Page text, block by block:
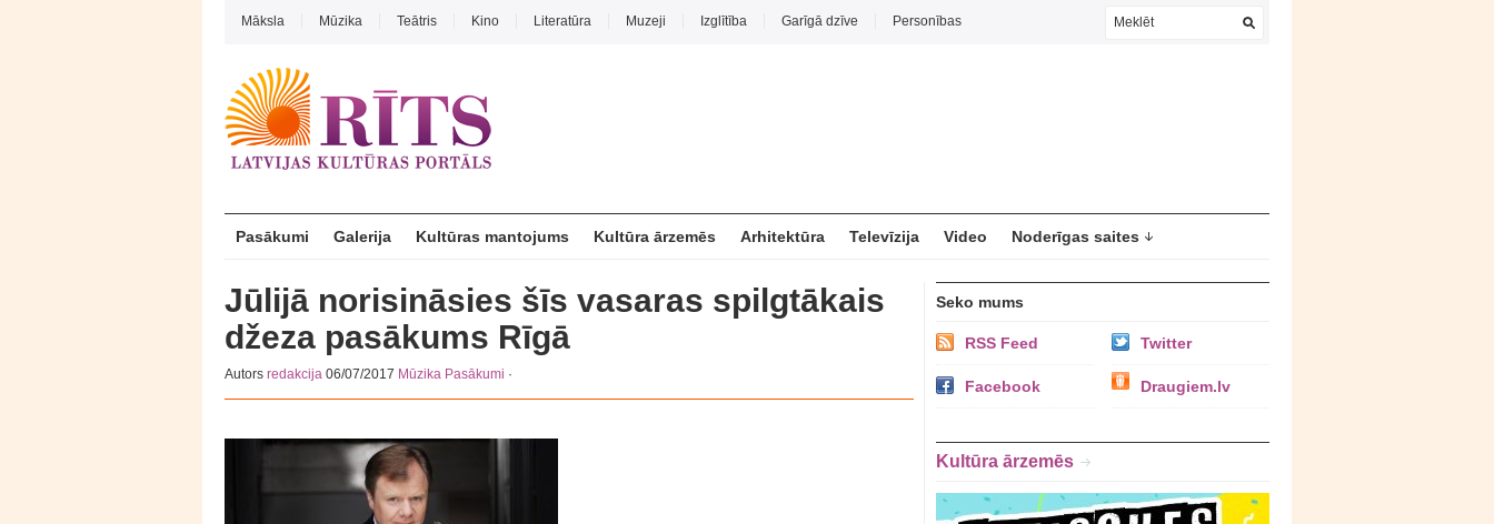
Māksla Mūzika Teātris Kino Literatūra Muzeji Izglītība Garīgā dzīve Personības
Pasākumi Galerija Kultūras mantojums Kultūra ārzemēs Arhitektūra Televīzija Video Noderīgas saites
Jūlijā norisināsies šīs vasaras spilgtākais
džeza pasākums Rīgā
Autors redakcija 06/07/2017 Mūzika Pasākumi ·
Seko mums
RSS Feed Twitter
Facebook Draugiem.lv
Kultūra ārzemēs